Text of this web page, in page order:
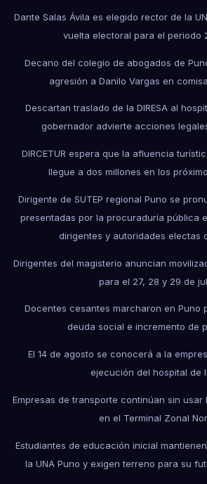
Dante Salas Ávila es elegido rector de la
vuelta electoral para el periodo
Decano del colegio de abogados de
agresión a Danilo Vargas en
Descartan traslado de la DIRESA al
gobernador advierte acciones
DIRCETUR espera que la afluencia
llegue a dos millones en los
Dirigente de SUTEP regional Puno se
presentadas por la procuraduría pública
dirigentes y autoridades electas
Dirigentes del magisterio anuncian
para el 27, 28 y 29 de
Docentes cesantes marcharon en Puno
deuda social e incremento de
El 14 de agosto se conocerá a la
ejecución del hospital de
Empresas de transporte continúan sin usar
en el Terminal Zonal
Estudiantes de educación inicial
la UNA Puno y exigen terreno para su